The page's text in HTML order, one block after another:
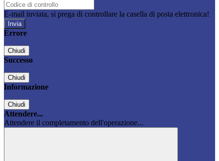
E-mail inviata, si prega di controllare la casella di posta elettronica!
Errore
Chiudi
Successo
Chiudi
Informazione
Chiudi
Attendere...
Attendere il completamento dell'operazione...